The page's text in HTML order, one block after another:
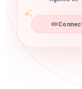
Agents IA